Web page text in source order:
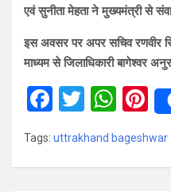
एवं सुनीता मेहता ने मुख्यमंत्री से
इस अवसर पर अपर सचिव रणवीर
माध्यम से जिलाधिकारी बागेश्वर
F
ce
b
T
tt
er
W
at
s
Pi
nt
er
Tags: uttrakhand bageshwar